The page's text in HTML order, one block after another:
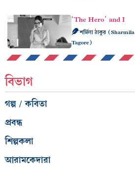
‘The Hero’ and I
শর্মিলা ঠাকুর (Sharmila
Tagore)
বিভাগ
গল্প / কবিতা
প্রবন্ধ
শিল্পকলা
আরামকেদারা